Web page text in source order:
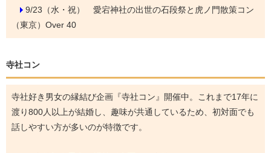
9/23（水・祝） 愛宕神社の出世の石段祭と虎ノ門散策コン
（東京）Over 40
寺社コン
寺社好き男女の縁結び企画『寺社コン』開催中。これまで17年に
渡り800人以上が結婚し、趣味が共通しているため、初対面でも
話しやすい方が多いのが特徴です。